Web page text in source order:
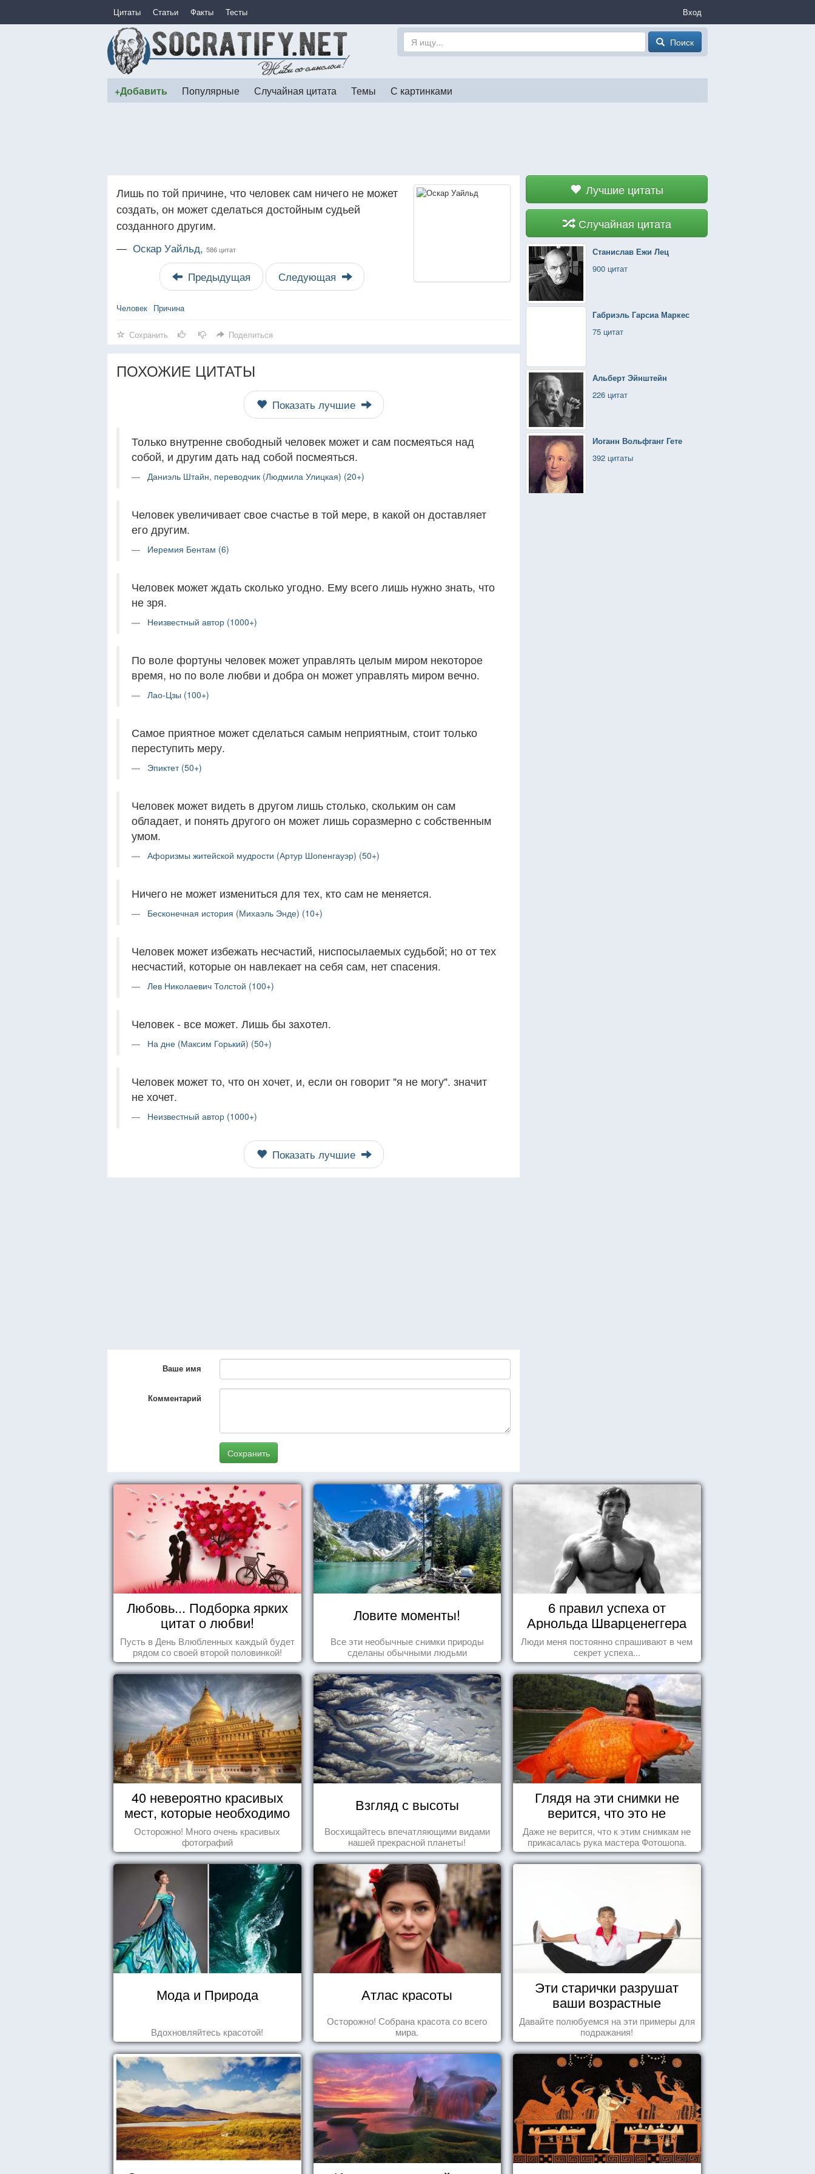
Цитаты Статьи Факты Тесты Вход
Поиск
+Добавить Популярные Случайная цитата Темы С картинками
Лучшие цитаты
Случайная цитата
Станислав Ежи Лец
900 цитат
Габриэль Гарсиа Маркес
75 цитат
Альберт Эйнштейн
226 цитат
Иоганн Вольфганг Гете
392 цитаты
Лишь по той причине, что человек сам ничего не может
создать, он может сделаться достойным судьей
созданного другим.
— Оскар Уайльд, 586 цитат
Предыдущая Следующая
Человек Причина
Сохранить Поделиться
ПОХОЖИЕ ЦИТАТЫ
Показать лучшие
Только внутренне свободный человек может и сам посмеяться над
собой, и другим дать над собой посмеяться.
Даниэль Штайн, переводчик (Людмила Улицкая) (20+)
Человек увеличивает свое счастье в той мере, в какой он доставляет
его другим.
Иеремия Бентам (6)
Человек может ждать сколько угодно. Ему всего лишь нужно знать, что
не зря.
Неизвестный автор (1000+)
По воле фортуны человек может управлять целым миром некоторое
время, но по воле любви и добра он может управлять миром вечно.
Лао-Цзы (100+)
Самое приятное может сделаться самым неприятным, стоит только
переступить меру.
Эпиктет (50+)
Человек может видеть в другом лишь столько, скольким он сам
обладает, и понять другого он может лишь соразмерно с собственным
умом.
Афоризмы житейской мудрости (Артур Шопенгауэр) (50+)
Ничего не может измениться для тех, кто сам не меняется.
Бесконечная история (Михаэль Энде) (10+)
Человек может избежать несчастий, ниспосылаемых судьбой; но от тех
несчастий, которые он навлекает на себя сам, нет спасения.
Лев Николаевич Толстой (100+)
Человек - все может. Лишь бы захотел.
На дне (Максим Горький) (50+)
Человек может то, что он хочет, и, если он говорит "я не могу". значит
не хочет.
Неизвестный автор (1000+)
Показать лучшие
Ваше имя
Комментарий
Сохранить
Любовь... Подборка ярких
цитат о любви!
Пусть в День Влюбленных каждый будет
рядом со своей второй половинкой!
Ловите моменты!
Все эти необычные снимки природы
сделаны обычными людьми
6 правил успеха от
Арнольда Шварценеггера
Люди меня постоянно спрашивают в чем
секрет успеха...
40 невероятно красивых
мест, которые необходимо
увидеть пока вы живы
Осторожно! Много очень красивых
фотографий
Взгляд с высоты
Восхищайтесь впечатляющими видами
нашей прекрасной планеты!
Глядя на эти снимки не
верится, что это не
Фотошоп!
Даже не верится, что к этим снимкам не
прикасалась рука мастера Фотошопа.
Мода и Природа
Вдохновляйтесь красотой!
Атлас красоты
Осторожно! Собрана красота со всего
мира.
Эти старички разрушат
ваши возрастные
стереотипы
Давайте полюбуемся на эти примеры для
подражания!